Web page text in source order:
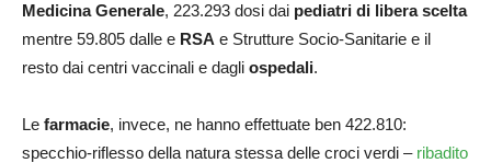
Medicina Generale, 223.293 dosi dai pediatri di libera scelta
mentre 59.805 dalle e RSA e Strutture Socio-Sanitarie e il
resto dai centri vaccinali e dagli ospedali.
Le farmacie, invece, ne hanno effettuate ben 422.810:
specchio-riflesso della natura stessa delle croci verdi – ribadito